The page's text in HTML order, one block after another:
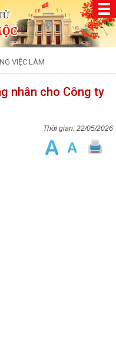
VIỆC LÀM
nhân cho Công ty
22/05/2026